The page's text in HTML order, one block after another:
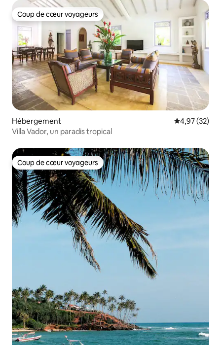
Coup de cœur voyageurs
Coup de cœur voyageurs
Hébergement Évaluation
4,97 (32)
Villa Vador, un paradis tropical
Coup de cœur voyageurs
Coup de cœur voyageurs